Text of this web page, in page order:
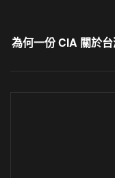
為何一份 CIA 關於